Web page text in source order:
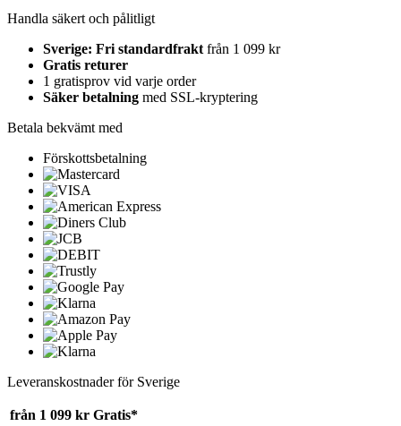
Handla säkert och pålitligt
Sverige: Fri standardfrakt från 1 099 kr
Gratis returer
1 gratisprov vid varje order
Säker betalning med SSL-kryptering
Betala bekvämt med
Förskottsbetalning
Leveranskostnader för Sverige
från 1 099 kr Gratis*